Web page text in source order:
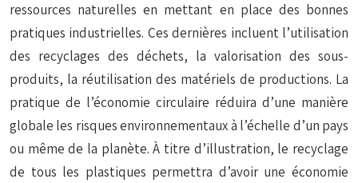
ressources naturelles en mettant en place des bonnes
pratiques industrielles. Ces dernières incluent l’utilisation
des recyclages des déchets, la valorisation des sous-
produits, la réutilisation des matériels de productions. La
pratique de l’économie circulaire réduira d’une manière
globale les risques environnementaux à l’échelle d’un pays
ou même de la planète. À titre d’illustration, le recyclage
de tous les plastiques permettra d’avoir une économie